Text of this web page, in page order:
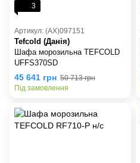
3
Артикул: (AX)097151
Tefcold (Данія)
Шафа морозильна TEFCOLD
UFFS370SD
45 641 грн 50 713 грн
Під замовлення